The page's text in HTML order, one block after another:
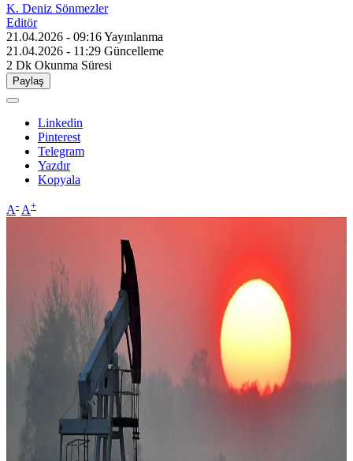
K. Deniz Sönmezler
Editör
21.04.2026 - 09:16Yayınlanma
21.04.2026 - 11:29 Güncelleme
2 Dk Okunma Süresi
Paylaş
Linkedin
Pinterest
Telegram
Yazdır
Kopyala
A- A+